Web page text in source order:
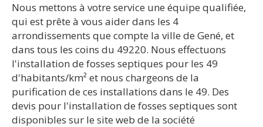
Nous mettons à votre service une équipe qualifiée,
qui est prête à vous aider dans les 4
arrondissements que compte la ville de Gené, et
dans tous les coins du 49220. Nous effectuons
l'installation de fosses septiques pour les 49
d'habitants/km² et nous chargeons de la
purification de ces installations dans le 49. Des
devis pour l'installation de fosses septiques sont
disponibles sur le site web de la société